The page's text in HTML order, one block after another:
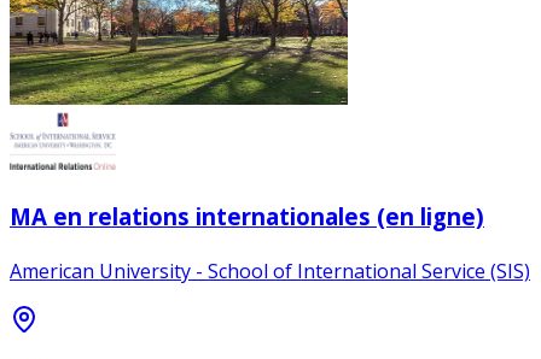
MA en relations internationales (en ligne)
American University - School of International Service (SIS)